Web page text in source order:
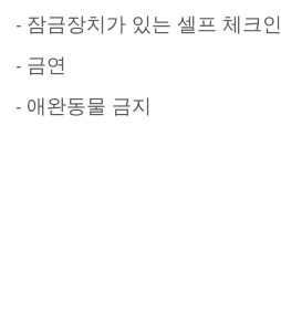
- 잠금장치가 있는 셀프 체크인
- 금연
- 애완동물 금지